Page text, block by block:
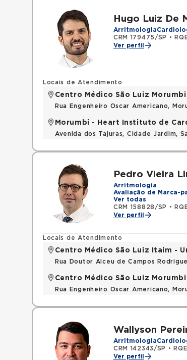
Hugo Luiz De
Arritmologia
CRM 179475/SP
•
Ver perfil
Locais de Atendimento
Centro Médico São Luiz
Rua Engenheiro Oscar Americano,
Morumbi - Heart Instituto de
Avenida dos Tajuras, Cidade Jardim,
Pedro Vieira
Arritmologia
Avaliação de Marca-
Ver todas
CRM 158828/SP
•
Ver perfil
Locais de Atendimento
Centro Médico São Luiz Itaim -
Rua Doutor Alceu de Campos
Centro Médico São Luiz
Rua Engenheiro Oscar Americano,
Wallyson
Arritmologia
CRM 142343/SP
•
Ver perfil